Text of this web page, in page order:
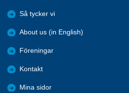
Så tycker vi
About us (in English)
Föreningar
Kontakt
Mina sidor